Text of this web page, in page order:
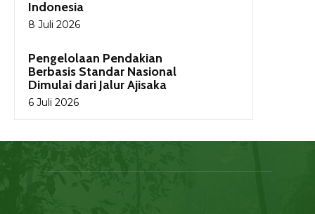
Indonesia
8 Juli 2026
Pengelolaan Pendakian
Berbasis Standar Nasional
Dimulai dari Jalur Ajisaka
6 Juli 2026